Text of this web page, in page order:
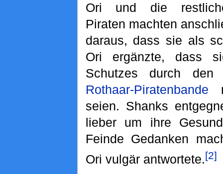
Ori und die
Piraten machten
daraus, dass sie als
Ori ergänzte, dass
Schutzes durch
Rothaar-Piratenbande
seien. Shanks
lieber um ihre
Feinde Gedanken
Ori vulgär antwortete.[2]